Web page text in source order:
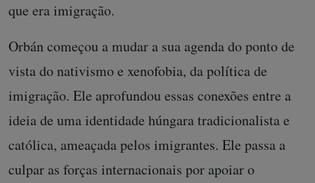
que era imigração.
Orbán começou a mudar a sua agenda do ponto de
vista do nativismo e xenofobia, da política de
imigração. Ele aprofundou essas conexões entre a
ideia de uma identidade húngara tradicionalista e
católica, ameaçada pelos imigrantes. Ele passa a
culpar as forças internacionais por apoiar o